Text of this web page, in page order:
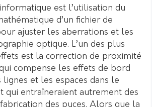
est l’utilisation du
d’un fichier de
ajuster les aberrations et les
optique. L’un des plus
est la correction de proximité
compense les effets de bord
et les espaces dans le
qui entraîneraient autrement des
des puces. Alors que la